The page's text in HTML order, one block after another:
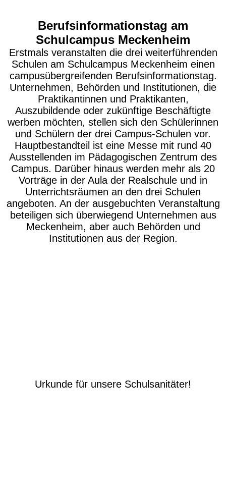
Berufsinformationstag am
Schulcampus Meckenheim
Erstmals veranstalten die drei weiterführenden
Schulen am Schulcampus Meckenheim einen
campusübergreifenden Berufsinformationstag.
Unternehmen, Behörden und Institutionen, die
Praktikantinnen und Praktikanten,
Auszubildende oder zukünftige Beschäftigte
werben möchten, stellen sich den Schülerinnen
und Schülern der drei Campus-Schulen vor.
Hauptbestandteil ist eine Messe mit rund 40
Ausstellenden im Pädagogischen Zentrum des
Campus. Darüber hinaus werden mehr als 20
Vorträge in der Aula der Realschule und in
Unterrichtsräumen an den drei Schulen
angeboten. An der ausgebuchten Veranstaltung
beteiligen sich überwiegend Unternehmen aus
Meckenheim, aber auch Behörden und
Institutionen aus der Region.
Urkunde für unsere Schulsanitäter!